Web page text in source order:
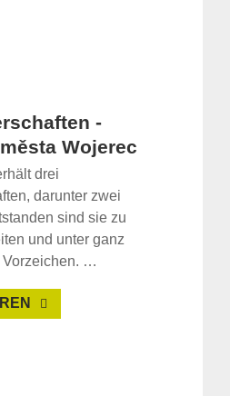
-
Wojerec
drei
darunter zwei
sind sie zu
und unter ganz
Vorzeichen. …